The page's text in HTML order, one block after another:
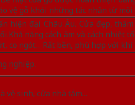
vệ gỗ khỏi những tác nhân từ
hiện đại Châu Âu. Cửa đẹp, thẩm
năng cách âm và cách nhiệt
co ngót… Rất bền, phù hợp với khí
nghiệp.
vệ sinh, cửa nhà tắm…